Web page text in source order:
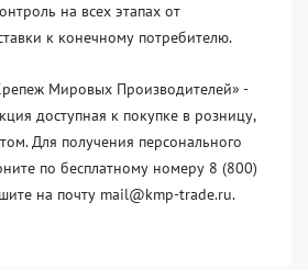
на всех этапах от
к конечному потребителю.
Мировых Производителей» -
доступная к покупке в розницу,
Для получения персонального
по бесплатному номеру 8 (800)
на почту mail@kmp-trade.ru.